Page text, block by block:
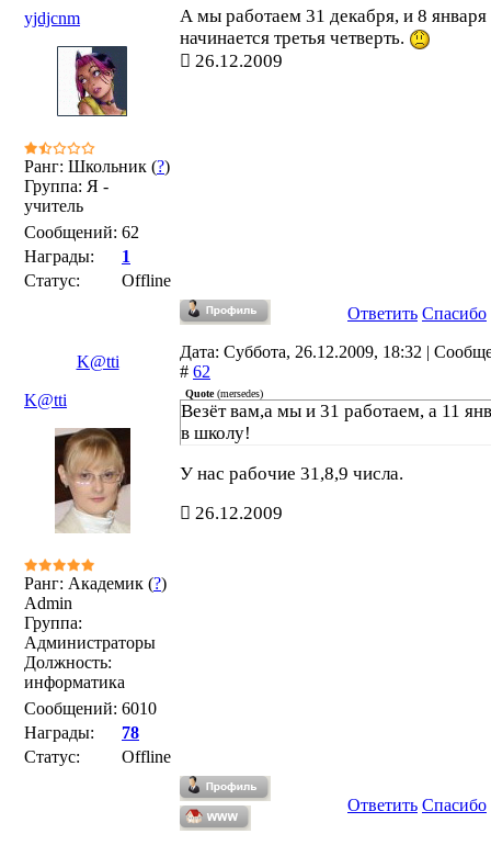
yjdjcnm
Ранг: Школьник (?)
Группа: Я -
учитель
Сообщений: 62
Награды:
1
Статус:
Offline
А мы работаем 31 декабря, и 8 января
начинается третья четверть.
26.12.2009
Ответить Спасибо
K@tti
Дата: Суббота, 26.12.2009, 18:32 |
# 62
K@tti
Ранг: Академик (?)
Admin
Группа:
Администраторы
Должность:
информатика
Сообщений: 6010
Награды:
78
Статус:
Offline
Quote(mersedes)
Везёт вам,а мы и 31 работаем, а 11
в школу!
У нас рабочие 31,8,9 числа.
26.12.2009
Ответить Спасибо